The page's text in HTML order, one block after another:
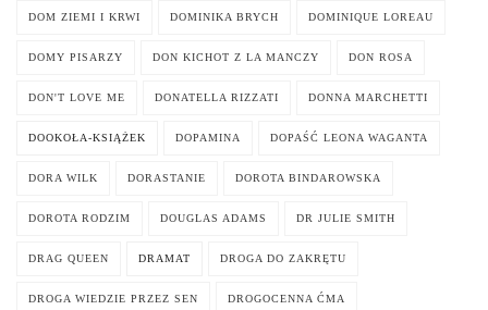
DOM ZIEMI I KRWI DOMINIKA BRYCH DOMINIQUE LOREAU
DOMY PISARZY DON KICHOT Z LA MANCZY DON ROSA
DON'T LOVE ME DONATELLA RIZZATI DONNA MARCHETTI
DOOKOŁA-KSIĄŻEK DOPAMINA DOPAŚĆ LEONA WAGANTA
DORA WILK DORASTANIE DOROTA BINDAROWSKA
DOROTA RODZIM DOUGLAS ADAMS DR JULIE SMITH
DRAG QUEEN DRAMAT DROGA DO ZAKRĘTU
DROGA WIEDZIE PRZEZ SEN DROGOCENNA ĆMA